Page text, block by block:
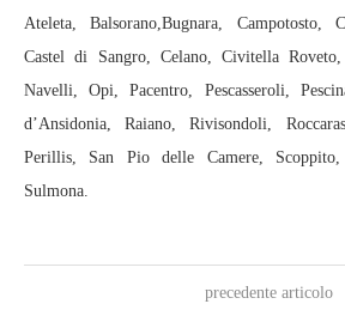
Ateleta, Balsorano,Bugnara, Campotosto,
Castel di Sangro, Celano, Civitella
Navelli, Opi, Pacentro, Pescasseroli,
d’Ansidonia, Raiano, Rivisondoli,
Perillis, San Pio delle Camere,
Sulmona.
precedente articolo